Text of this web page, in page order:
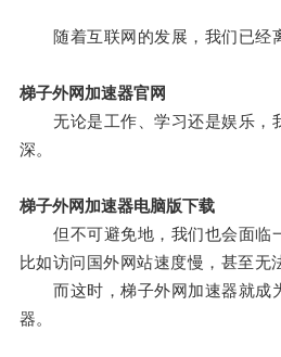
随着互联网的发展，我们已经离
梯子外网加速器官网
无论是工作、学习还是娱乐，
深。
梯子外网加速器电脑版下载
但不可避免地，我们也会面临
比如访问国外网站速度慢，甚至无
而这时，梯子外网加速器就成
器。